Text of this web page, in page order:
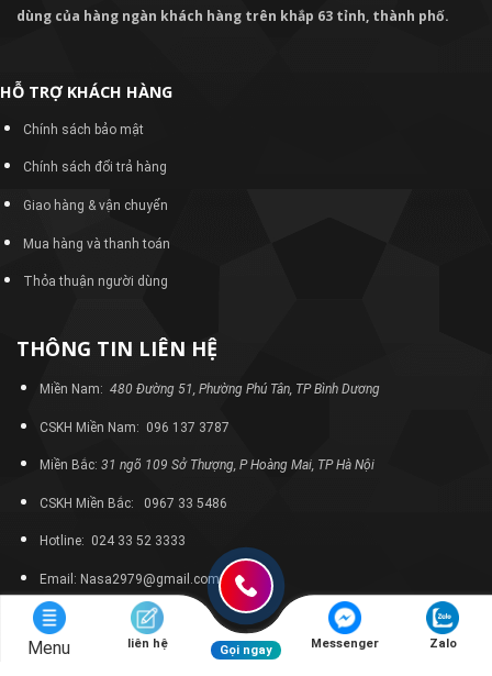
dùng của hàng ngàn khách hàng trên khắp 63 tỉnh, thành phố.
HỖ TRỢ KHÁCH HÀNG
Chính sách bảo mật
Chính sách đổi trả hàng
Giao hàng & vận chuyển
Mua hàng và thanh toán
Thỏa thuận người dùng
THÔNG TIN LIÊN HỆ
Miền Nam: 480 Đường 51, Phường Phú Tân, TP Bình Dương
CSKH Miền Nam: 096 137 3787
Miền Bắc: 31 ngõ 109 Sở Thượng, P Hoàng Mai, TP Hà Nội
CSKH Miền Bắc: 0967 33 5486
Hotline: 024 33 52 3333
Email: Nasa2979@gmail.com
Menu liên hệ Gọi ngay Messenger Zalo